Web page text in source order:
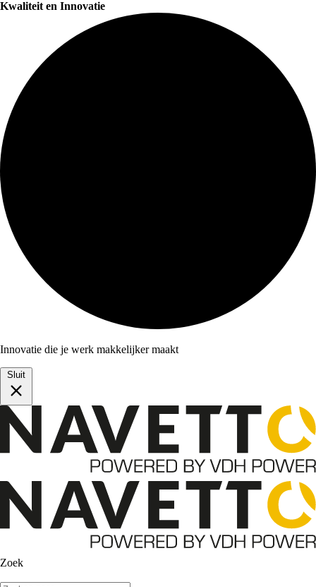
Kwaliteit en Innovatie
Innovatie die je werk makkelijker maakt
Sluit
Zoek